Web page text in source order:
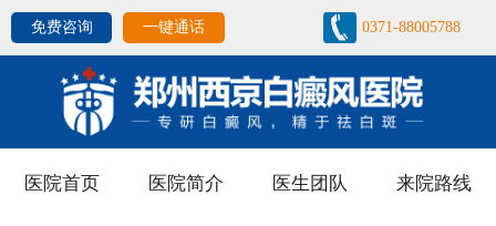
免费咨询 一键通话 0371-88005788
医院首页 医院简介 医生团队 来院路线